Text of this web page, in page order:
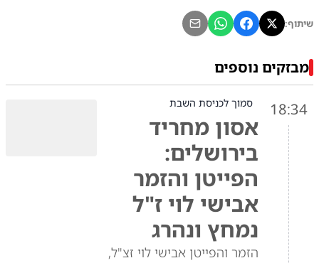
שיתוף:
מבזקים נוספים
18:34 סמוך לכניסת השבת
אסון מחריד
בירושלים:
הפייטן והזמר
אבישי לוי ז"ל
נמחץ ונהרג
הזמר והפייטן אבישי לוי זצ"ל,